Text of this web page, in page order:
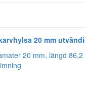
20 mm
20 mm, längd 86,2